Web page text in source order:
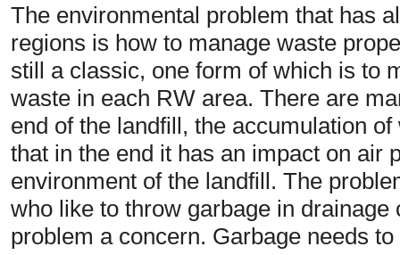
The environmental problem that has
regions is how to manage waste
still a classic, one form of which is to
waste in each RW area. There are
end of the landfill, the accumulation
that in the end it has an impact on air
environment of the landfill. The
who like to throw garbage in
problem a concern. Garbage needs